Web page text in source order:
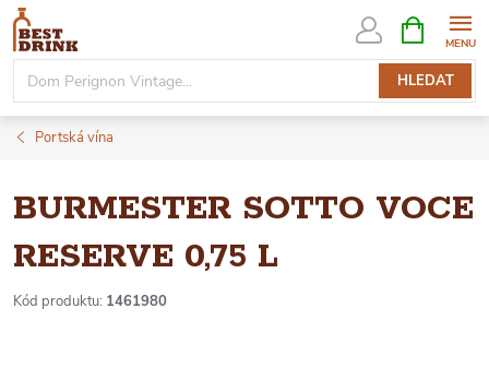
Přejít
obsah
HLEDAT
NÁKUPNÍ
KOŠÍK
Portská vína
BURMESTER SOTTO VOCE
RESERVE 0,75 L
Kód produktu: 1461980